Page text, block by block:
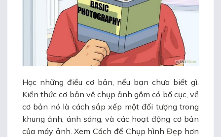
Học những điều cơ bản, nếu bạn chưa biết gì.
Kiến thức cơ bản về chụp ảnh gồm có bố cục, về
cơ bản nó là cách sắp xếp một đối tượng trong
khung ảnh, ánh sáng, và các hoạt động cơ bản
của máy ảnh. Xem Cách để Chụp hình Đẹp hơn